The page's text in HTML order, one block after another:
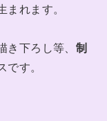
まれます。
下ろし等、 制
です。